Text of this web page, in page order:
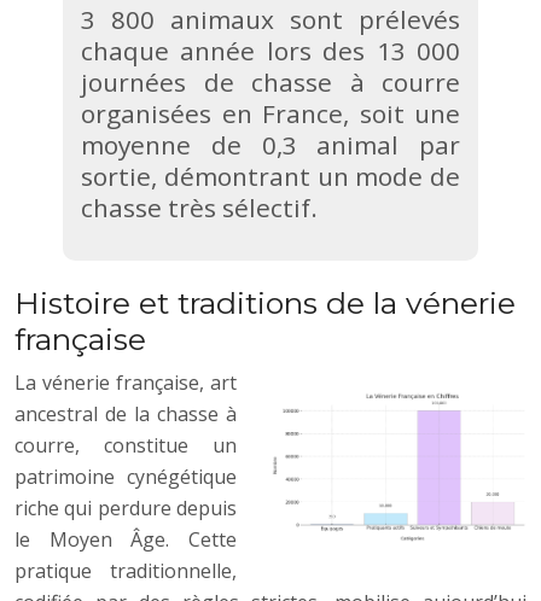
3 800 animaux sont prélevés
chaque année lors des 13 000
journées de chasse à courre
organisées en France, soit une
moyenne de 0,3 animal par
sortie, démontrant un mode de
chasse très sélectif.
Histoire et traditions de la vénerie
française
La vénerie française, art
ancestral de la chasse à
courre, constitue un
patrimoine cynégétique
riche qui perdure depuis
le Moyen Âge. Cette
pratique traditionnelle,